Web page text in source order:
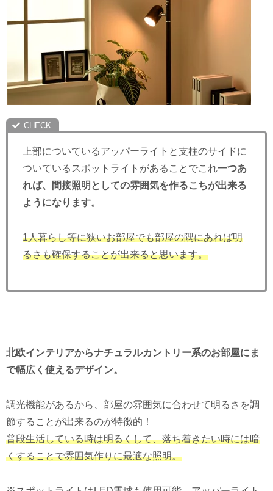
上部についているアッパーライトと支柱のサイドに
ついているスポットライトがあることでこれ一つあ
れば、間接照明としての雰囲気を作るこちが出来る
ようになります。
1人暮らし等に狭いお部屋でも部屋の隅にあれば明
るさも確保することが出来ると思います。
北欧インテリアからナチュラルカントリー系のお部屋にま
で幅広く使えるデザイン。
調光機能があるから、部屋の雰囲気に合わせて明るさを調
節することが出来るのが特徴的！
普段生活している時は明るくして、落ち着きたい時には暗
くすることで雰囲気作りに最適な照明。